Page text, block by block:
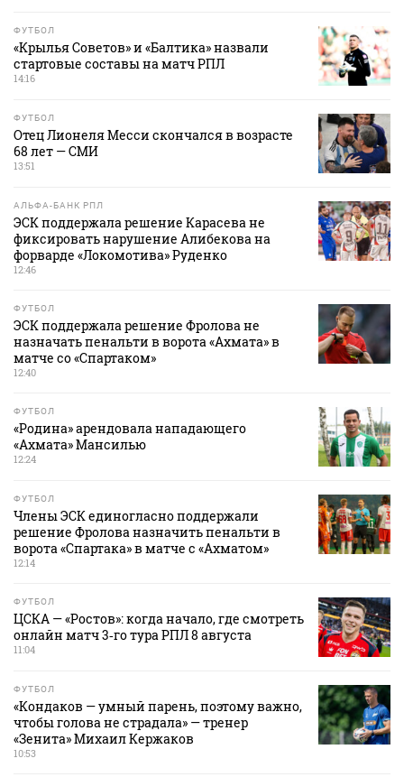
ФУТБОЛ
«Крылья Советов» и «Балтика» назвали
стартовые составы на матч РПЛ
14:16
ФУТБОЛ
Отец Лионеля Месси скончался в возрасте
68 лет — СМИ
13:51
АЛЬФА-БАНК РПЛ
ЭСК поддержала решение Карасева не
фиксировать нарушение Алибекова на
форварде «Локомотива» Руденко
12:46
ФУТБОЛ
ЭСК поддержала решение Фролова не
назначать пенальти в ворота «Ахмата» в
матче со «Спартаком»
12:40
ФУТБОЛ
«Родина» арендовала нападающего
«Ахмата» Мансилью
12:24
ФУТБОЛ
Члены ЭСК единогласно поддержали
решение Фролова назначить пенальти в
ворота «Спартака» в матче с «Ахматом»
12:14
ФУТБОЛ
ЦСКА — «Ростов»: когда начало, где смотреть
онлайн матч 3‑го тура РПЛ 8 августа
11:04
ФУТБОЛ
«Кондаков — умный парень, поэтому важно,
чтобы голова не страдала» — тренер
«Зенита» Михаил Кержаков
10:53